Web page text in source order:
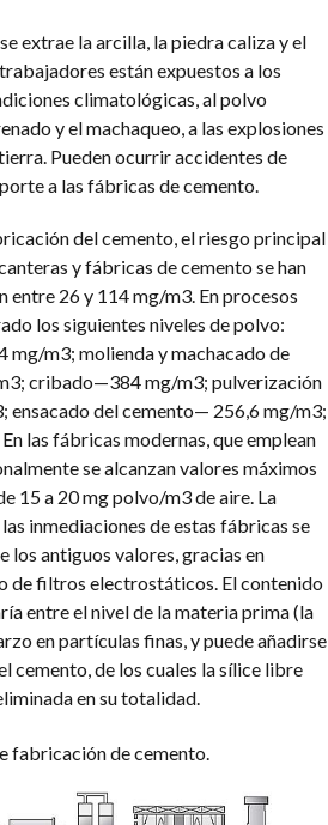
extrae la arcilla, la piedra caliza y el
están expuestos a los
climatológicas, al polvo
y el machaqueo, a las explosiones
Pueden ocurrir accidentes de
a las fábricas de cemento.
del cemento, el riesgo principal
y fábricas de cemento se han
entre 26 y 114 mg/m3. En procesos
los siguientes niveles de polvo:
m3; molienda y machacado de
cribado—384 mg/m3; pulverización
ensacado del cemento— 256,6 mg/m3;
las fábricas modernas, que emplean
se alcanzan valores máximos
15 a 20 mg polvo/m3 de aire. La
inmediaciones de estas fábricas se
los antiguos valores, gracias en
de filtros electrostáticos. El contenido
entre el nivel de la materia prima (la
en partículas finas, y puede añadirse
cemento, de los cuales la sílice libre
en su totalidad.
fabricación de cemento.